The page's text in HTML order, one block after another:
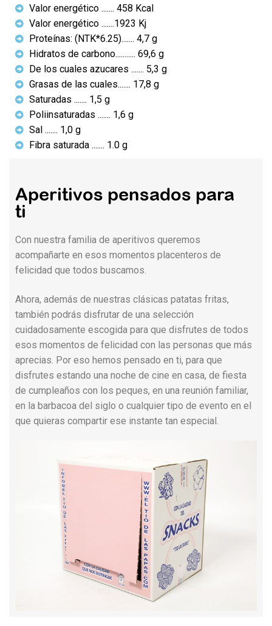
Valor energético ....... 458 Kcal
Valor energético .......1923 Kj
Proteínas: (NTK*6.25)....... 4,7 g
Hidratos de carbono........... 69,6 g
De los cuales azucares ....... 5,3 g
Grasas de las cuales....... 17,8 g
Saturadas ....... 1,5 g
Poliinsaturadas ....... 1,6 g
Sal ....... 1,0 g
Fibra saturada ....... 1.0 g
Aperitivos pensados para
ti
Con nuestra familia de aperitivos queremos
acompañarte en esos momentos placenteros de
felicidad que todos buscamos.
Ahora, además de nuestras clásicas patatas fritas,
también podrás disfrutar de una selección
cuidadosamente escogida para que disfrutes de todos
esos momentos de felicidad con las personas que más
aprecias. Por eso hemos pensado en ti, para que
disfrutes estando una noche de cine en casa, de fiesta
de cumpleaños con los peques, en una reunión familiar,
en la barbacoa del siglo o cualquier tipo de evento en el
que quieras compartir ese instante tan especial.